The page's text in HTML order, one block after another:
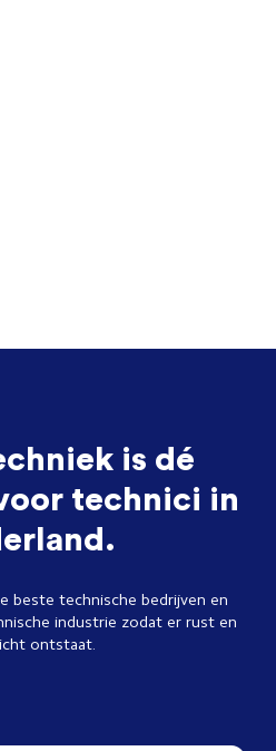
is dé
technici in
beste technische bedrijven en
industrie zodat er rust en
ontstaat.